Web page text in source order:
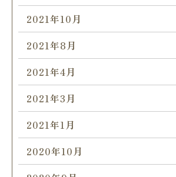
2021年10月
2021年8月
2021年4月
2021年3月
2021年1月
2020年10月